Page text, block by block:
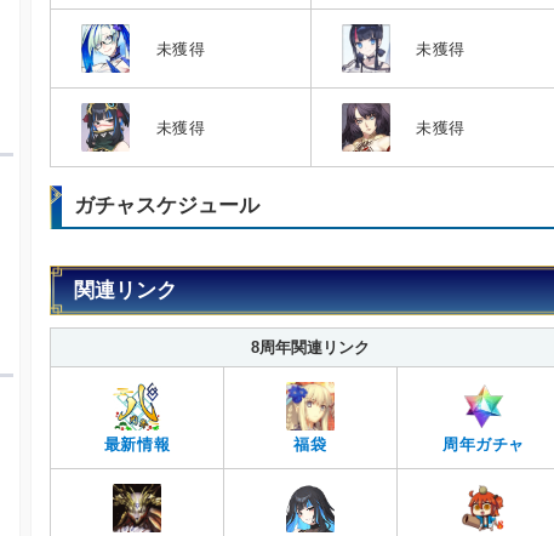
未獲得 未獲得
未獲得 未獲得
ガチャスケジュール
関連リンク
8周年関連リンク
最新情報 福袋 周年ガチャ